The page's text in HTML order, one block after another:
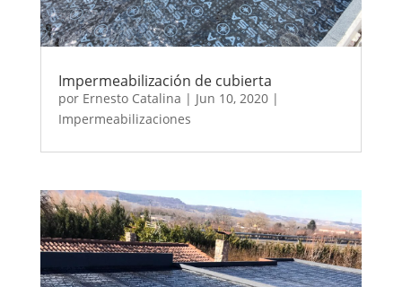
Impermeabilización de cubierta
por Ernesto Catalina | Jun 10, 2020|
Impermeabilizaciones